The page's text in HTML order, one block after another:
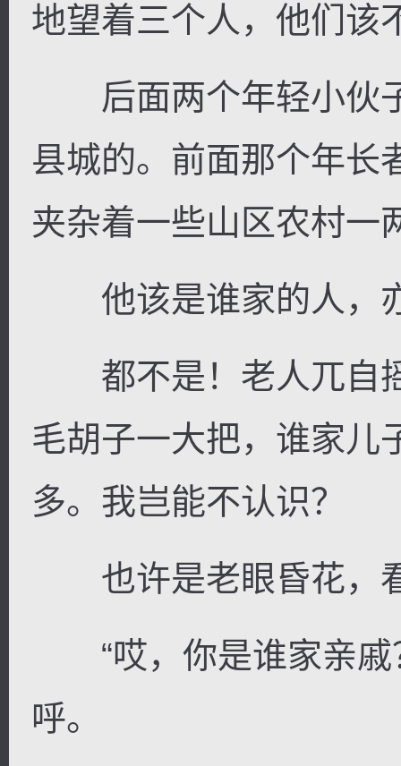
地望着三个人，他们该
后面两个年轻小伙
县城的。前面那个年长
夹杂着一些山区农村一
他该是谁家的人，
都不是！老人兀自
毛胡子一大把，谁家儿
多。我岂能不认识？
也许是老眼昏花，
“哎，你是谁家亲戚
呼。